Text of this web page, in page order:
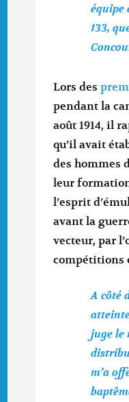
équipe
133,
Lors des
pendant la
août 1914, il
qu’il avait
des hommes
leur
l’esprit
avant la
vecteur, par
compétitions
A côté
juge le
m’a